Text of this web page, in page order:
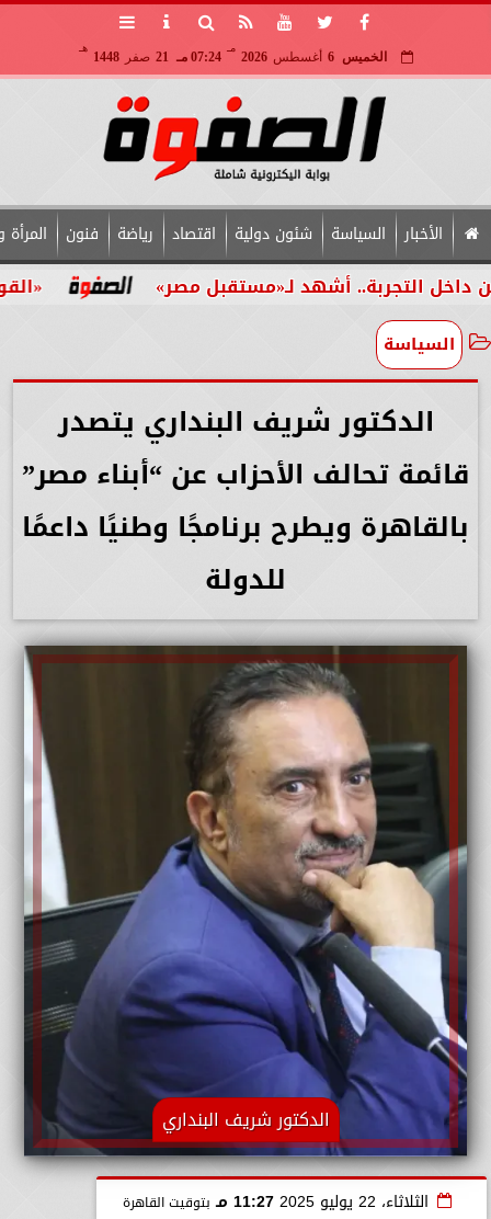
الخميس 6 أغسطس 2026
مـ
07:24 مـ 21 صفر 1448
هـ
الأخبار السياسة شئون دولية اقتصاد رياضة فنون
«القومي أشهد لـ«مستقبل مصر»
السياسة
الدكتور شريف البنداري يتصدر
قائمة تحالف الأحزاب عن “أبناء مصر”
بالقاهرة ويطرح برنامجًا وطنيًا داعمًا
للدولة
الدكتور شريف البنداري
الثلاثاء، 22 يوليو 2025 11:27 مـ بتوقيت القاهرة